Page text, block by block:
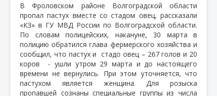
В Фроловском районе Волгоградской области
пропал пастух вместе со стадом овец, рассказали
«КЗ» в ГУ МВД России по Волгоградской области.
По словам полицейских, накануне, 30 марта в
полицию обратился глава фермерского хозяйства и
сообщил, что пастух и стадо овец – 267 голов и 20
коров
- ушли утром 29 марта и до настоящего
времени не вернулись. При этом уточняется, что
пастухом является женщина. Для розыска
пропавшей сознаны специальные группы из числа